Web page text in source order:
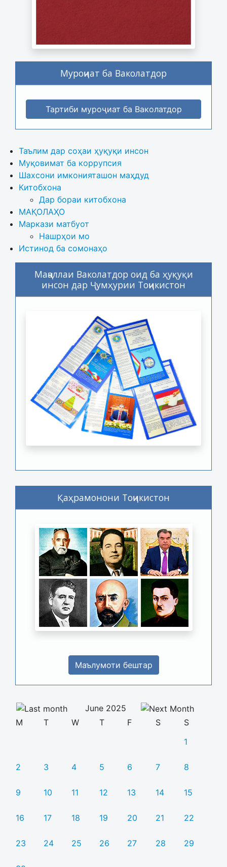
Муроҷиат ба Ваколатдор
Тартиби муроҷиат ба Ваколатдор
Таълим дар соҳаи ҳуқуқи инсон
Муқовимат ба коррупсия
Шахсони имконияташон маҳдуд
Китобхона
Дар бораи китобхона
МАҚОЛАҲО
Маркази матбуот
Нашрҳои мо
Истинод ба сомонаҳо
Маҷаллаи Ваколатдор оид ба ҳуқуқи
инсон дар Ҷумҳурии Тоҷикистон
Қаҳрамонони Тоҷикистон
Маълумоти бештар
June 2025
M
T W T F S
S
1
2 3 4 5 6 7 8
9 10 11 12 13 14 15
16 17 18 19 20 21 22
23 24 25 26 27 28 29